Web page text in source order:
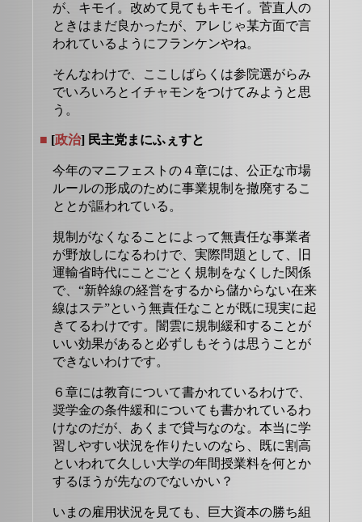
が、キモイ。改めて見てもキモイ。菅直人の
ときはまだ良かったが、アレじゃ某方面で言
われているようにフランケンやね。
そんなわけで、ここしばらくは参院選がらみ
でいろいろとイチャモンをつけてみようと思
う。
■ [政治] 民主党まにふぇすと
今年のマニフェストの４章には、公正な市場
ルールの形成のために事業規制を撤廃するこ
ととが謳われている。
規制がなくなることによって無責任な事業者
が野放しになるわけで、実際問題として、旧
運輸省時代にことごとく規制をなくした関係
で、“新幹線の経営をするから儲からない在来
線はステ”という無責任なことが既に現実に起
きてるわけです。闇雲に規制緩和することが
いい効果があると必ずしもそうは思うことが
できないわけです。
６章には教育について書かれているわけで、
奨学金の条件緩和についても書かれているわ
けなのだが、あくまで貸与なのな。本当に学
習しやすい状況を作りたいのなら、既に割高
といわれて久しい大学の年間授業料を何とか
するほうが先なのでないかい？
いまの雇用状況を見ても、巨大資本の勝ち組